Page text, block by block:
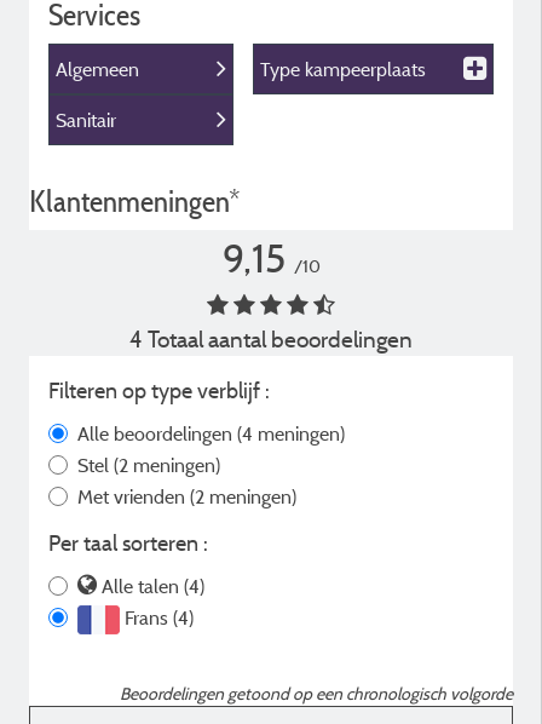
Services
Algemeen
Sanitair
Type kampeerplaats
Klantenmeningen*
9,15 /10
4 Totaal aantal beoordelingen
Filteren op type verblijf :
Alle beoordelingen (4 meningen)
Stel (2 meningen)
Met vrienden (2 meningen)
Per taal sorteren :
Alle talen (4)
Frans (4)
Beoordelingen getoond op een chronologisch volgorde